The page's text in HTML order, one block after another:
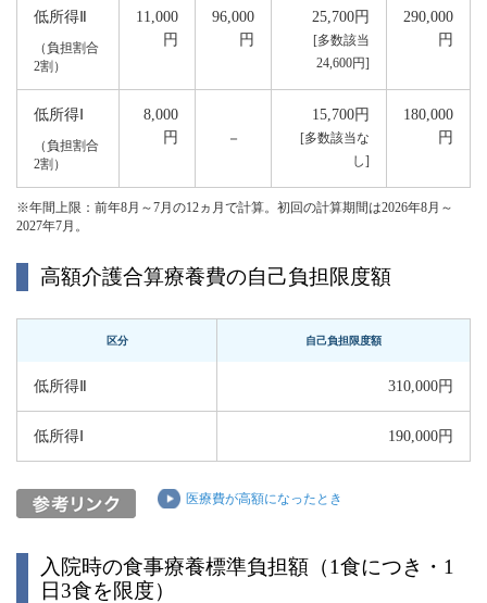
低所得Ⅱ
（負担割合
2割）
11,000
円
96,000
円
25,700円
[多数該当
24,600円]
290,000
円
低所得Ⅰ
（負担割合
2割）
8,000
円
－
15,700円
[多数該当な
し]
180,000
円
※年間上限：前年8月～7月の12ヵ月で計算。初回の計算期間は2026年8月～
2027年7月。
高額介護合算療養費の自己負担限度額
区分 自己負担限度額
低所得Ⅱ 310,000円
低所得Ⅰ 190,000円
医療費が高額になったとき
入院時の食事療養標準負担額（1食につき・1
日3食を限度）